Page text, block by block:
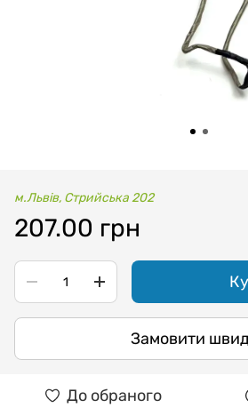
м.Львів, Стрийська 202
207.00 грн
Замовити
До обраного